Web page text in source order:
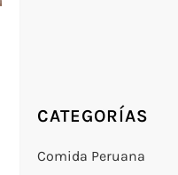
CATEGORÍAS
Comida Peruana